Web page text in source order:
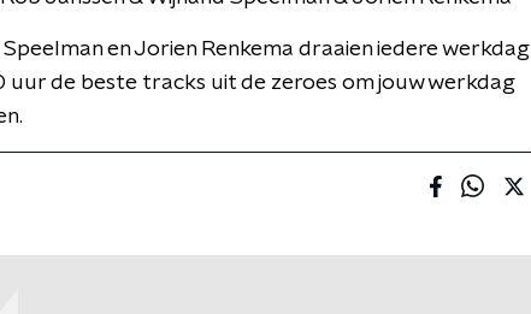
Speelman en Jorien Renkema draaien iedere werkdag
uur de beste tracks uit de zeroes om jouw werkdag